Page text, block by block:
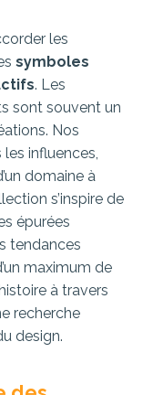
les
symboles
. Les
sont souvent un
Nos
influences,
domaine à
s’inspire de
épurées
tendances
maximum de
à travers
recherche
design.